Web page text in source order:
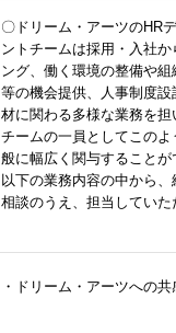
〇ドリーム・アーツのHR
ントチームは採用・入社か
ング、働く環境の整備や組
等の機会提供、人事制度設
材に関わる多様な業務を担
チームの一員としてこの
般に幅広く関与することが
以下の業務内容の中から
相談のうえ、担当していた
・ドリーム・アーツへの